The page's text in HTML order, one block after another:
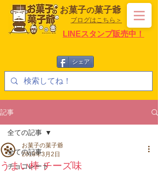
お菓子の菓子爺
ブログはこちら＞
シェア
LINEスタンプ販売中！
記事
全ての記事
チョコレート
全ての記事
うまい棒 チーズ味
お菓子の菓子爺
2018年3月2日